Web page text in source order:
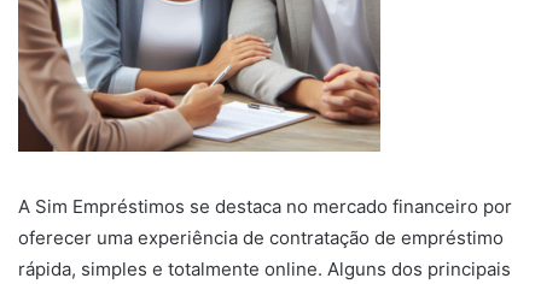
A Sim Empréstimos se destaca no mercado financeiro por
oferecer uma experiência de contratação de empréstimo
rápida, simples e totalmente online. Alguns dos principais